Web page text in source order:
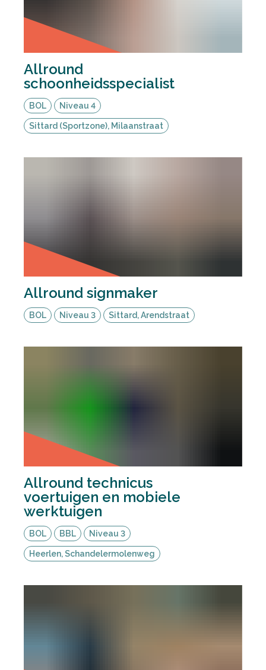
Allround
schoonheidsspecialist
BOL Niveau 4
Sittard (Sportzone), Milaanstraat
Allround signmaker
BOL Niveau 3 Sittard, Arendstraat
Allround technicus
voertuigen en mobiele
werktuigen
BOL BBL Niveau 3
Heerlen, Schandelermolenweg